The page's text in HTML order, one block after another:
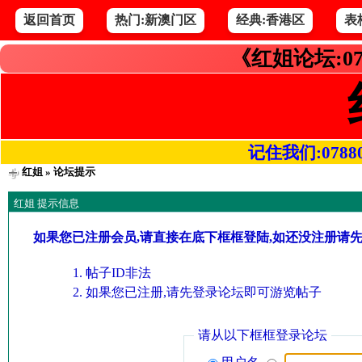
返回首页 热门:新澳门区 经典:香港区 表
《红姐论坛
记住我们
红姐» 论坛提示
红姐 提示信息
如果您已注册会员,请直接在底下框框登陆,如还没注册请
帖子ID非法
如果您已注册,请先登录论坛即可游览帖子
请从以下框框登录论坛